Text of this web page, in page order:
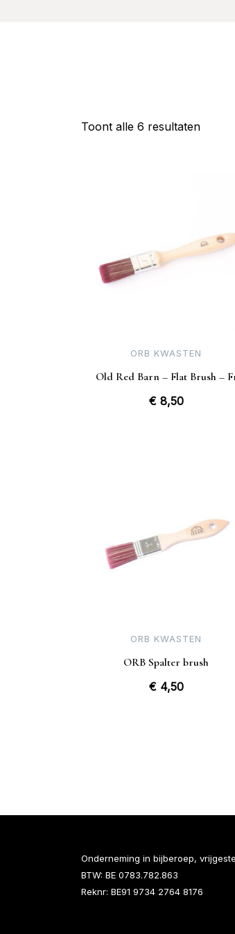
Toont alle 6 resultaten
ORB KWASTEN
Old Red Barn – Flat Brush –
€8,50
ORB KWASTEN
ORB Spalter brush
€4,50
Onderneming in bijberoep,
BTW: BE 0783.782.863
Reknr: BE91 9734 2764 8176